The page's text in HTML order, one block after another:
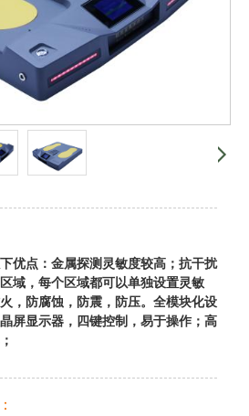
优点：金属探测灵敏度较高；抗干扰
域，每个区域都可以单独设置灵敏
，防腐蚀，防震，防压。全模块化设
屏显示器，四键控制，易于操作 ； 高